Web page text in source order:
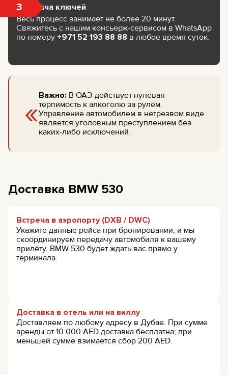
3 Выдача ключей
Весь процесс занимает не более 20 минут.
Свяжитесь с нашим консьерж-сервисом в WhatsApp
по номеру +971 52 193 88 88 в любое время суток.
«Важно: В ОАЭ действует нулевая
терпимость к алкоголю за рулём.
Управление автомобилем в нетрезвом виде
является уголовным преступлением без
каких-либо исключений.
Доставка BMW 530
Встреча в аэропорту (DXB / DWC)
Укажите данные рейса при бронировании, и мы
скоординируем передачу автомобиля к вашему
прилёту. BMW 530 будет ждать вас прямо у
терминала.
Доставка в отель или на виллу
Доставляем по любому адресу в Дубае. При сумме
аренды от 10 000 AED доставка бесплатна; при
меньшей сумме взимается сбор 200 AED.